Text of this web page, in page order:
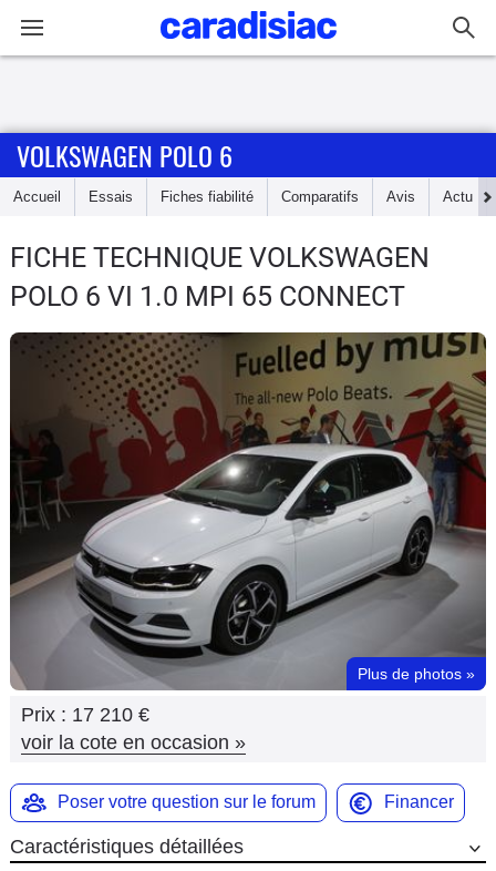
Accueil
Essais
Guide
d'achat
Electriques
Utilitaires
Flottes
Services
Moto
Marques
VOLKSWAGEN POLO 6
Accueil Essais Fiches fiabilité Comparatifs Avis Actu
FICHE TECHNIQUE VOLKSWAGEN
POLO 6 VI 1.0 MPI 65 CONNECT
Plus de photos »
Prix : 17 210 €
voir la cote en occasion »
Poser votre question sur le forum Financer
Caractéristiques détaillées